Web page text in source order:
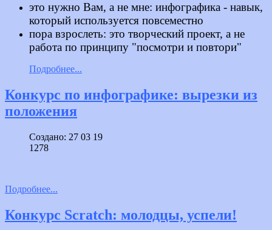
это нужно Вам, а не мне: инфографика - навык,
который используется повсеместно
пора взрослеть: это творческий проект, а не
работа по принципу "посмотри и повтори"
Подробнее...
Конкурс по инфографике: вырезки из
положения
Создано: 27 03 19
1278
Подробнее...
Конкурс Scratch: молодцы, успели!